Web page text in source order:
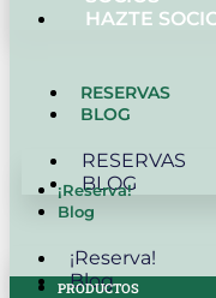
HAZTE
RESERVAS
BLOG
RESERVAS
BLOG
¡Reserva!
Blog
¡Reserva!
Blog
PRODUCTOS